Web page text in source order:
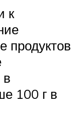
к
продуктов
в
100 г в